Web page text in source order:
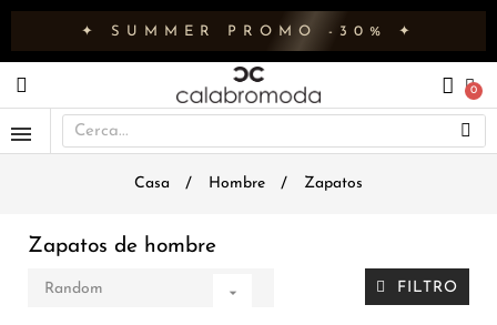
✦ SUMMER PROMO -30% ✦
Casa Hombre Zapatos
Zapatos de hombre
Random  FILTRO